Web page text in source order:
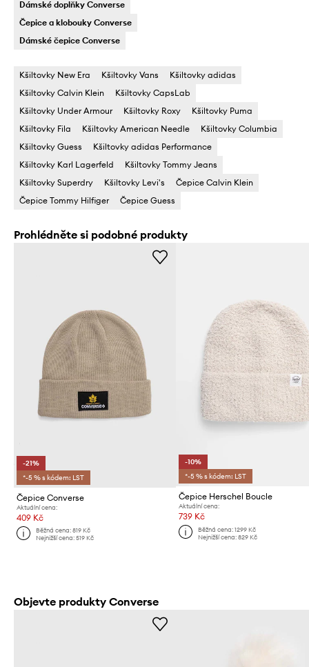
Dámské doplňky Converse
Čepice a klobouky Converse
Dámské čepice Converse
Kšiltovky New Era Kšiltovky Vans
Kšiltovky adidas
Kšiltovky Calvin Klein
Kšiltovky CapsLab
Kšiltovky Under Armour
Kšiltovky Roxy
Kšiltovky Puma
Kšiltovky Fila
Kšiltovky American Needle
Kšiltovky Columbia
Kšiltovky Guess
Kšiltovky adidas Performance
Kšiltovky Karl Lagerfeld
Kšiltovky Tommy Jeans
Kšiltovky Superdry
Kšiltovky Levi's
Čepice Calvin Klein
Čepice Tommy Hilfiger
Čepice Guess
Prohlédněte si podobné produkty
-21%
*-5 % s kódem: LST
Čepice Converse
Aktuální cena:
409 Kč
Běžná cena:819 Kč
Nejnižší cena:519 Kč
-10%
*-5 % s kódem: LST
Čepice Herschel Boucle
Aktuální cena:
739 Kč
Běžná cena: 1299 Kč
Nejnižší cena: 829 Kč
Objevte produkty Converse